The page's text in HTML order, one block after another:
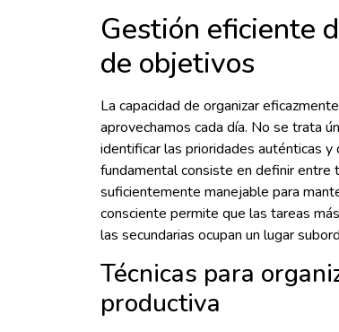
Gestión eficiente
de objetivos
La capacidad de organizar
aprovechamos cada día. No se trata
identificar las prioridades auténticas
fundamental consiste en definir entre
suficientemente manejable para
consciente permite que las tareas
las secundarias ocupan un lugar
Técnicas para
productiva